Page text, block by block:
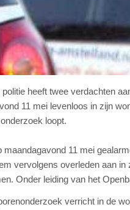
politie heeft twee verdachten
11 mei levenloos in zijn
loopt.
maandagavond 11 mei
vervolgens overleden aan
Onder leiding van het
verricht in de